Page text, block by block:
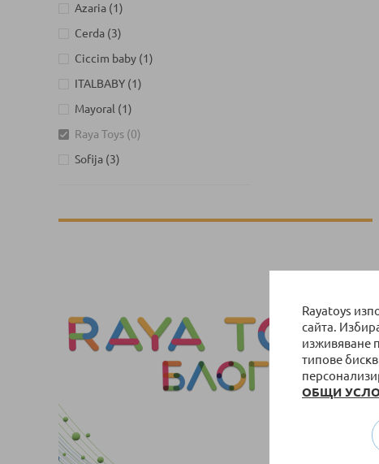
Rayatoys
сайта.
изживяване
типове
ОБЩИ
Azaria 1
артикул
Cerda 3
артикули
Ciccim baby 1
артикул
ITALBABY 1
артикул
Mayoral
1
артикул
Raya Toys 0
артикули
Sofija 3
артикули